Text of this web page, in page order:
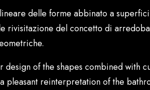
delle forme abbinato a
rivisitazione del concetto di
design of the shapes combined with
pleasant reinterpretation of the